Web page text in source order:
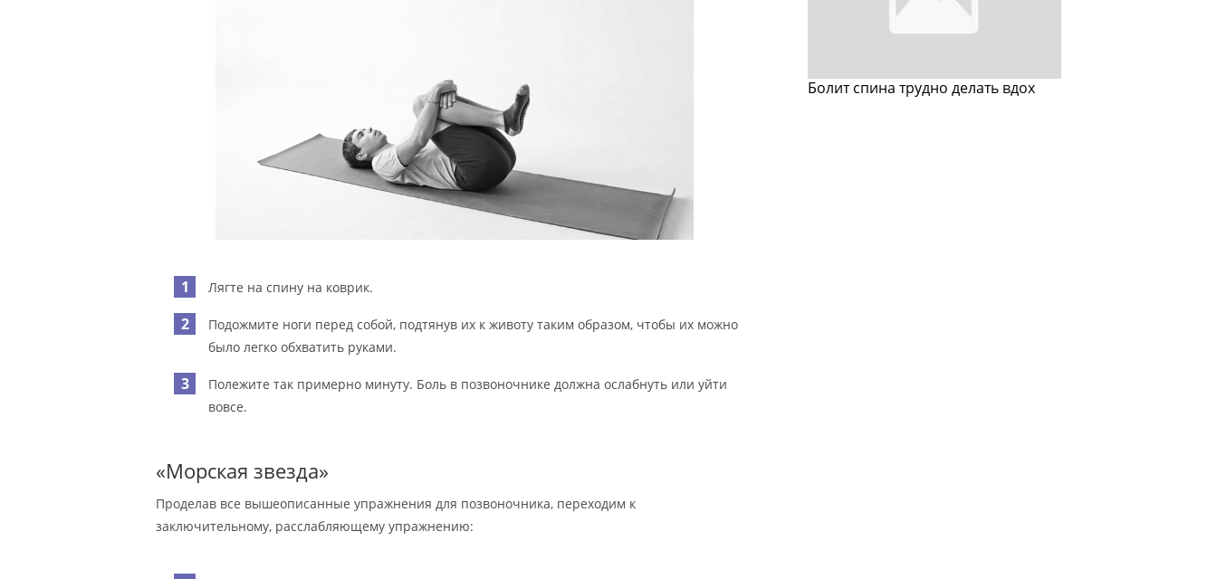
Лягте на спину на коврик.
Подожмите ноги перед собой, подтянув их к животу таким образом, чтобы их можно
было легко обхватить руками.
Полежите так примерно минуту. Боль в позвоночнике должна ослабнуть или уйти
вовсе.
«Морская звезда»
Проделав все вышеописанные упражнения для позвоночника, переходим к
заключительному, расслабляющему упражнению:
Болит спина трудно делать вдох